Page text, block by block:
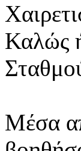
Καλώς
Μέσα